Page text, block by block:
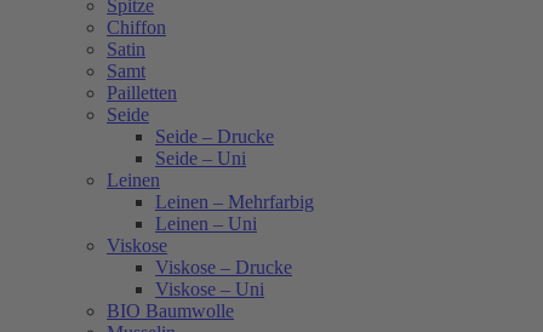
Spitze
Chiffon
Satin
Samt
Pailletten
Seide
Seide – Drucke
Seide – Uni
Leinen
Leinen – Mehrfarbig
Leinen – Uni
Viskose
Viskose – Drucke
Viskose – Uni
BIO Baumwolle